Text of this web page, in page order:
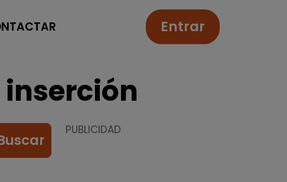
Entrar
PUBLICIDAD